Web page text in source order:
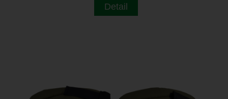
Detail